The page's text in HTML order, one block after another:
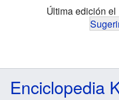
Última edición
Enciclopedia